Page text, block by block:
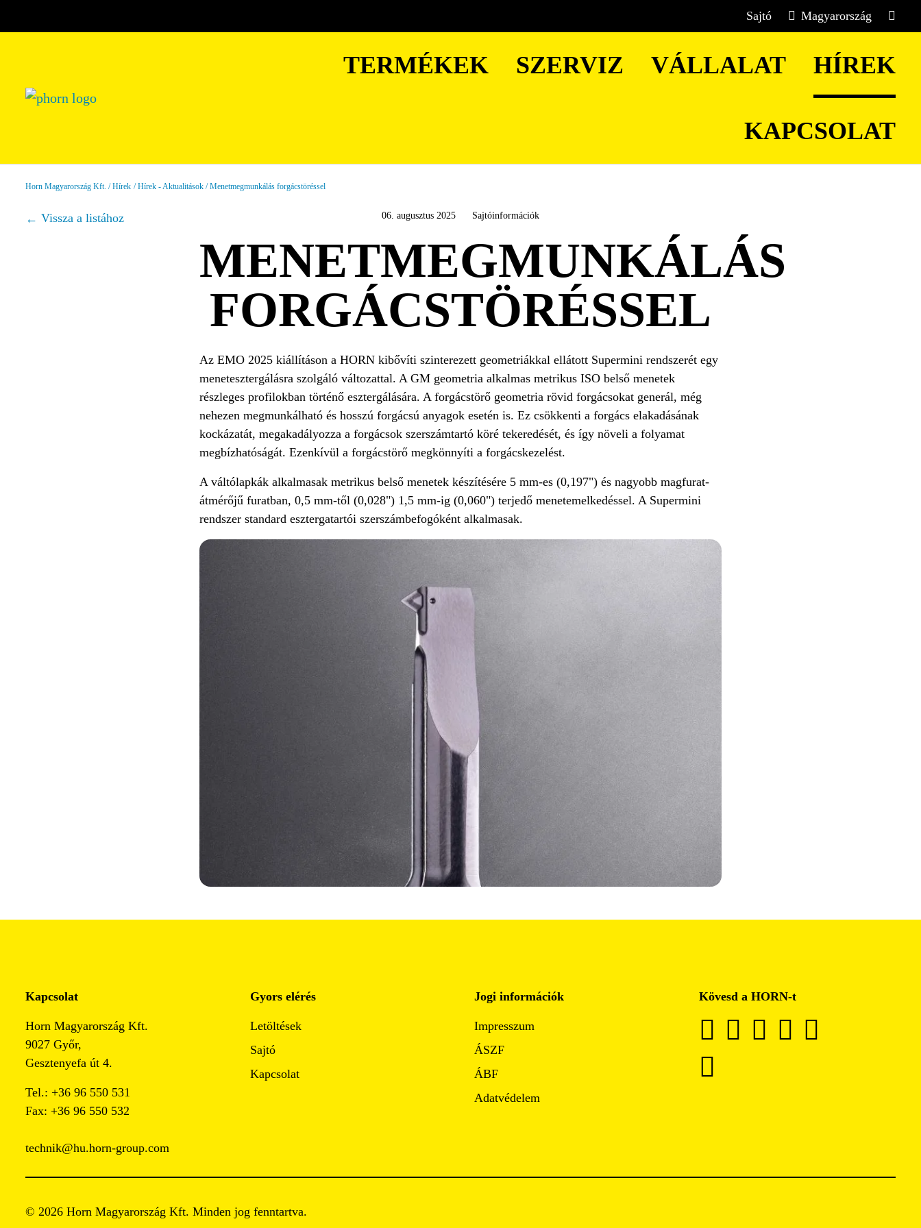
Sajtó Magyarország
TERMÉKEK SZERVIZ VÁLLALAT HÍREK
KAPCSOLAT
Horn Magyarország Kft. Hírek Hírek - Aktualitások Menetmegmunkálás forgácstöréssel
Vissza a listához 06. augusztus 2025 Sajtóinformációk
MENETMEGMUNKÁLÁS
FORGÁCSTÖRÉSSEL
Az EMO 2025 kiállításon a HORN kibővíti szinterezett geometriákkal ellátott Supermini rendszerét egy
menetesztergálásra szolgáló változattal. A GM geometria alkalmas metrikus ISO belső menetek
részleges profilokban történő esztergálására. A forgácstörő geometria rövid forgácsokat generál, még
nehezen megmunkálható és hosszú forgácsú anyagok esetén is. Ez csökkenti a forgács elakadásának
kockázatát, megakadályozza a forgácsok szerszámtartó köré tekeredését, és így növeli a folyamat
megbízhatóságát. Ezenkívül a forgácstörő megkönnyíti a forgácskezelést.
A váltólapkák alkalmasak metrikus belső menetek készítésére 5 mm-es (0,197") és nagyobb magfurat-
átmérőjű furatban, 0,5 mm-től (0,028") 1,5 mm-ig (0,060") terjedő menetemelkedéssel. A Supermini
rendszer standard esztergatartói szerszámbefogóként alkalmasak.
Kapcsolat
Horn Magyarország Kft.
9027 Győr,
Gesztenyefa út 4.
Tel.: +36 96 550 531
Fax: +36 96 550 532
technik@hu.horn-group.com
Gyors elérés
Letöltések
Sajtó
Kapcsolat
Jogi információk
Impresszum
ÁSZF
ÁBF
Adatvédelem
Kövesd a HORN-t
© 2026 Horn Magyarország Kft. Minden jog fenntartva.